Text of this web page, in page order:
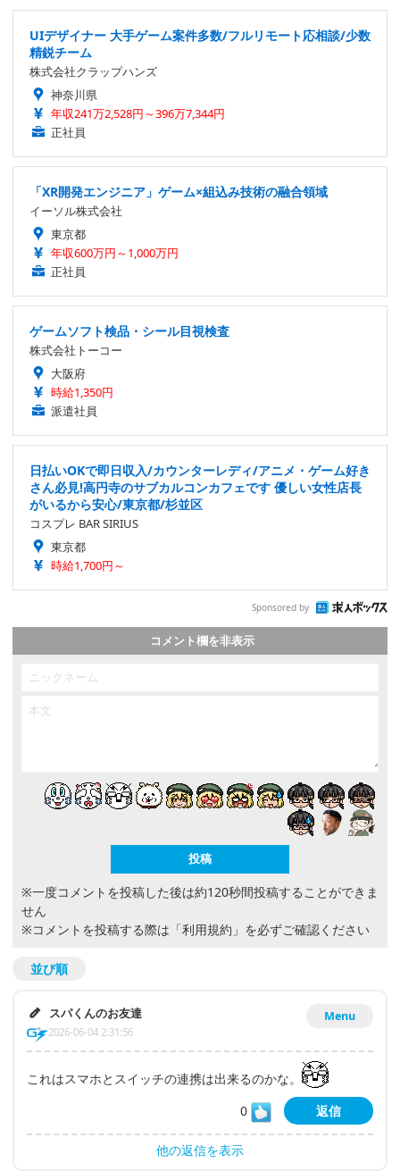
UIデザイナー 大手ゲーム案件多数/フルリモート応相談/少数
精鋭チーム
株式会社クラップハンズ
神奈川県
年収241万2,528円～396万7,344円
正社員
「XR開発エンジニア」ゲーム×組込み技術の融合領域
イーソル株式会社
東京都
年収600万円～1,000万円
正社員
ゲームソフト検品・シール目視検査
株式会社トーコー
大阪府
時給1,350円
派遣社員
日払いOKで即日収入/カウンターレディ/アニメ・ゲーム好き
さん必見!高円寺のサブカルコンカフェです 優しい女性店長
がいるから安心/東京都/杉並区
コスプレ BAR SIRIUS
東京都
時給1,700円～
Sponsored by
コメント欄を非表示
※一度コメントを投稿した後は約120秒間投稿することができま
せん
※コメントを投稿する際は 「利用規約」 を必ずご確認ください
並び順
Menu
スパくんのお友達
2026-06-04 2:31:56
これはスマホとスイッチの連携は出来るのかな。
0
返信
他の返信を表示